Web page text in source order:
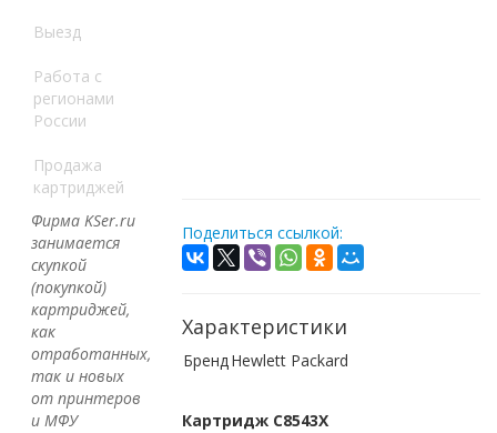
Выезд
Работа с
регионами
России
Продажа
картриджей
Фирма KSer.ru
занимается
скупкой
(покупкой)
картриджей,
как
отработанных,
так и новых
от принтеров
и МФУ
Поделиться ссылкой:
Характеристики
БрендHewlett Packard
Картридж C8543X